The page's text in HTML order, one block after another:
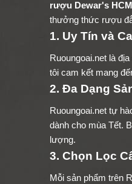
rượu Dewar's HCM
thưởng thức rượu
1. Uy Tín và
Ruoungoai.net là
tôi cam kết mang
2. Đa Dạng
Ruoungoai.net tự
dành cho mùa Tết.
lượng.
3. Chọn Lọc
Mỗi sản phẩm trên